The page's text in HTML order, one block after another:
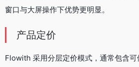
窗口与大屏操作下优势更明显。
产品定价
Flowith 采用分层定价模式，通常包含